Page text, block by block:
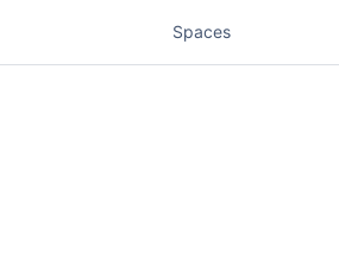
Spaces